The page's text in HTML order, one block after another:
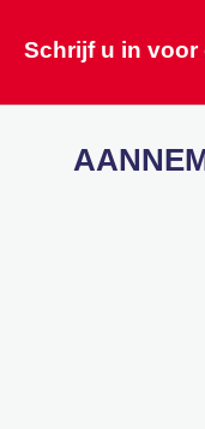
Schrijf u in voor